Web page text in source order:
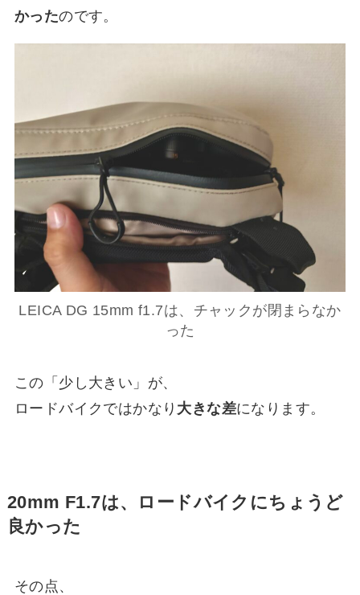
かったのです。
LEICA DG 15mm f1.7は、チャックが閉まらなか
った
この「少し大きい」が、
ロードバイクではかなり 大きな差になります。
20mm F1.7は、ロードバイクにちょうど
良かった
その点、